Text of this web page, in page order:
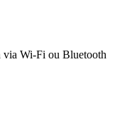
Wi-Fi ou Bluetooth